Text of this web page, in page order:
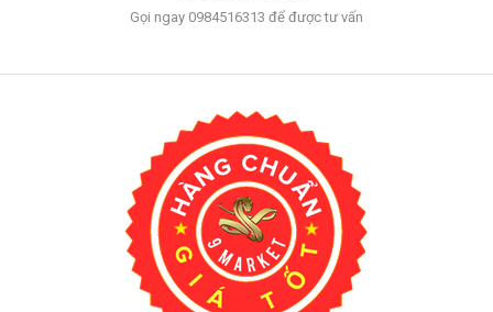
Gọi ngay 0984516313 để được tư vấn